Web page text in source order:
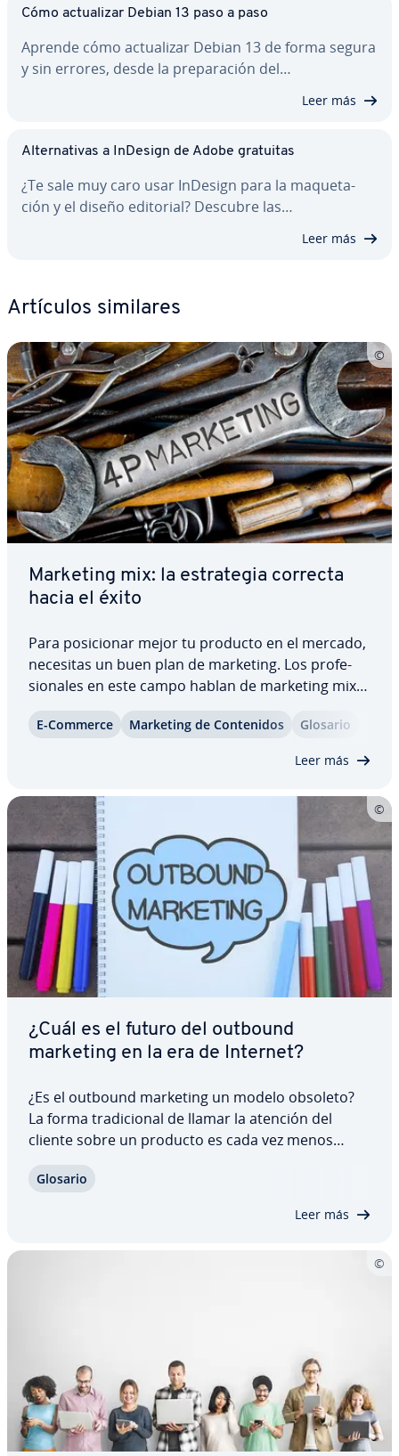
Cómo ac­tua­li­zar Debian 13 paso a paso
Aprende cómo ac­tua­li­zar Debian 13 de forma segura
y sin errores, desde la pre­pa­ra­ción del…
Leer más
Al­te­r­na­ti­vas a InDesign de Adobe gratuitas
¿Te sale muy caro usar InDesign para la ma­que­ta­
ción y el diseño editorial? Descubre las…
Leer más
Artículos similares
Marketing mix: la es­tra­te­gia correcta
hacia el éxito
Para po­si­cio­nar mejor tu producto en el mercado,
necesitas un buen plan de marketing. Los pro­fe­
sio­na­les en este campo hablan de marketing mix
para hacer re­fe­re­n­cia al conjunto de acciones
llevadas a cabo para la co­me­r­cia­li­za­ción de un
E-Commerce Marketing de Co­n­te­ni­dos Glosario
Leer más
¿Cuál es el futuro del outbound
marketing en la era de Internet?
¿Es el outbound marketing un modelo obsoleto?
La forma tra­di­cio­nal de llamar la atención del
cliente sobre un producto es cada vez menos
pro­po­r­cio­nan ofertas in­fo­r­ma­ti­vas que los clientes
Glosario
Leer más